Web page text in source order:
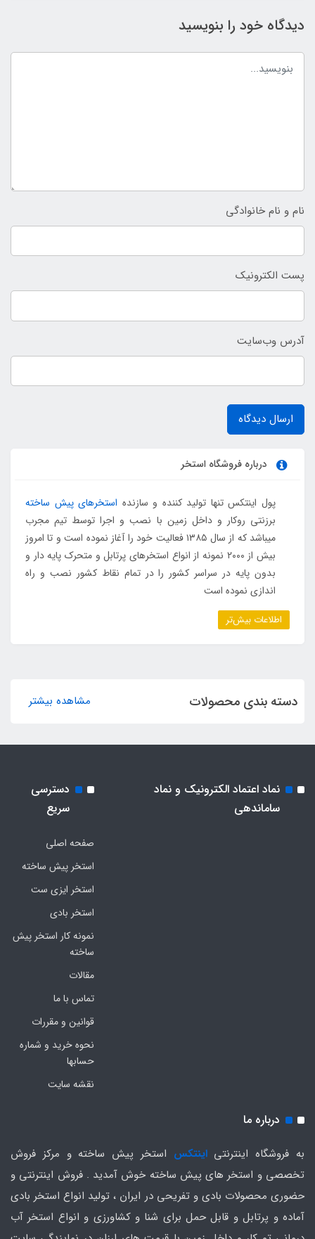
دیدگاه خود را بنویسید
نام و نام خانوادگی
پست الکترونیک
آدرس وب‌سایت
ارسال دیدگاه
درباره فروشگاه استخر
پول اینتکس تنها تولید کننده و سازنده استخرهای پیش ساخته
برزنتی روکار و داخل زمین با نصب و اجرا توسط تیم مجرب
میباشد که از سال ۱۳۸۵ فعالیت خود را آغاز نموده است و تا امروز
بیش از ۲۰۰۰ نمونه از انواع استخرهای پرتابل و متحرک پایه دار و
بدون پایه در سراسر کشور را در تمام نقاط کشور نصب و راه
اندازی نموده است
اطلاعات بیش‌تر
دسته بندی محصولات مشاهده بیشتر
نماد اعتماد الکترونیک و نماد
ساماندهی
دسترسی
سریع
صفحه اصلی
استخر پیش ساخته
استخر ایزی ست
استخر بادی
نمونه کار استخر پیش
ساخته
مقالات
تماس با ما
قوانین و مقررات
نحوه خرید و شماره
حسابها
نقشه سایت
درباره ما
به فروشگاه اینترنتیاینتکس استخر پیش ساخته و مرکز فروش
تخصصی و استخر های پیش ساخته خوش آمدید . فروش اینترنتی و
حضوری محصولات بادی و تفریحی در ایران ، تولید انواع استخر بادی
آماده و پرتابل و قابل حمل برای شنا و کشاورزی و انواع استخر آب